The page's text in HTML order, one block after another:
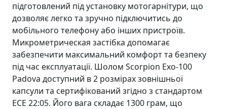
підготовлений під установку мотогарнітури, що
дозволяє легко та зручно підключитись до
мобільного телефону або інших пристроїв.
Микрометрическая застібка допомагає
забезпечити максимальний комфорт та безпеку
під час експлуатації. Шолом Scorpion Exo-100
Padova доступний в 2 розмірах зовнішньої
капсули та сертифікований згідно з стандартом
ЕСЕ 22:05. Його вага складає 1300 грам, що